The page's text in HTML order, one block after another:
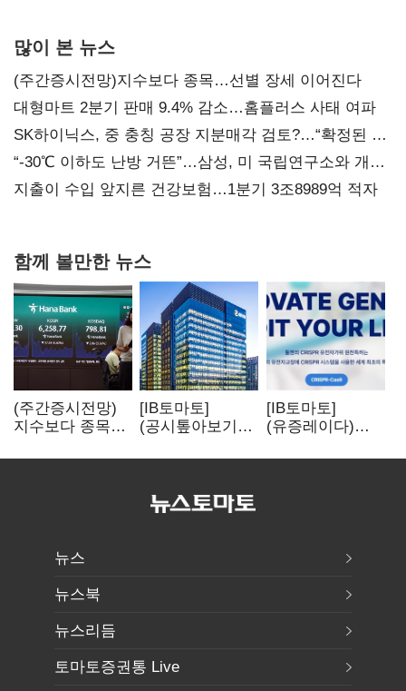
많이 본 뉴스
(주간증시전망)지수보다 종목…선별 장세 이어진다
대형마트 2분기 판매 9.4% 감소…홈플러스 사태 여파
SK하이닉스, 중 충칭 공장 지분매각 검토?…“확정된 바
없어”
“-30℃ 이하도 난방 거뜬”…삼성, 미 국립연구소와 개발
협력
지출이 수입 앞지른 건강보험…1분기 3조8989억 적자
함께 볼만한 뉴스
(주간증시전망)
지수보다 종목…
이어진다
[IB토마토]
(공시톺아보기)
바로 매출로
[IB토마토]
(유증레이다)
3분의 1 토막…
뉴스
뉴스북
뉴스리듬
토마토증권통 Live